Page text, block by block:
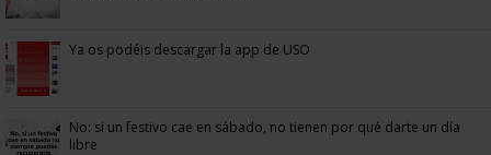
Ya os podéis descargar la app de USO
No: si un festivo cae en sábado, no tienen por qué darte un día
libre